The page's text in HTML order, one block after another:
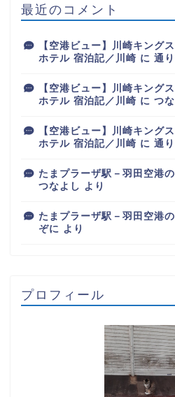
最近のコメント
【空港ビュー】川崎キング
ホテル 宿泊記／川崎 に 通
【空港ビュー】川崎キング
ホテル 宿泊記／川崎 に つ
【空港ビュー】川崎キング
ホテル 宿泊記／川崎 に 通
たまプラーザ駅－羽田空港
つなよし より
たまプラーザ駅－羽田空港
ぞに より
プロフィール